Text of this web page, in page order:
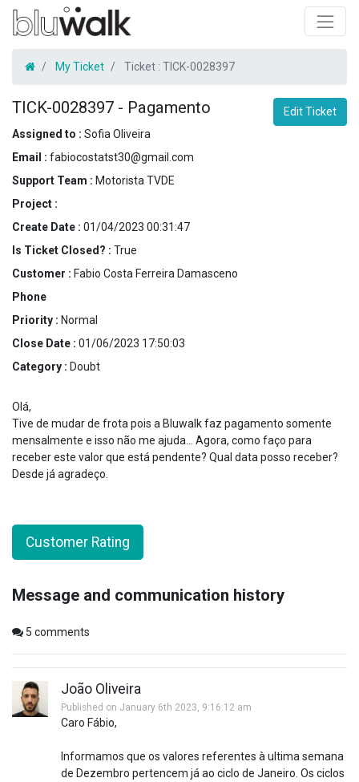
My Ticket Ticket : TICK-0028397
TICK-0028397 - Pagamento
Edit Ticket
Assigned to : Sofia Oliveira
Email : fabiocostatst30@gmail.com
Support Team : Motorista TVDE
Project :
Create Date : 01/04/2023 00:31:47
Is Ticket Closed? : True
Customer : Fabio Costa Ferreira Damasceno
Phone
Priority : Normal
Close Date : 01/06/2023 17:50:03
Category : Doubt
Olá,
Tive de mudar de frota pois a Bluwalk faz pagamento somente
mensalmente e isso não me ajuda... Agora, como faço para
receber este valor que está pendente? Qual data posso receber?
Desde já agradeço.
Customer Rating
Message and communication history
5 comments
João Oliveira
Published on January 6th 2023, 9:16:12 am
Caro Fábio,
Informamos que os valores referentes à ultima semana
de Dezembro pertencem já ao ciclo de Janeiro. Os ciclos